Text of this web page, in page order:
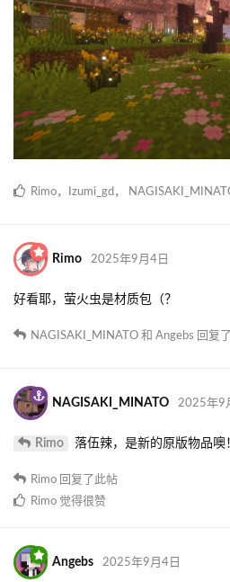
Rimo， Izumi_gd ，
Rimo 2025年9月4日
好看耶，萤火虫是材质包（？
NAGISAKI_MINATO 和 Angebs 回复
NAGISAKI_MINATO 2025年9
Rimo 落伍辣，是新的原版物品噢
Rimo 回复了此帖
Rimo 觉得很赞
Angebs 2025年9月4日